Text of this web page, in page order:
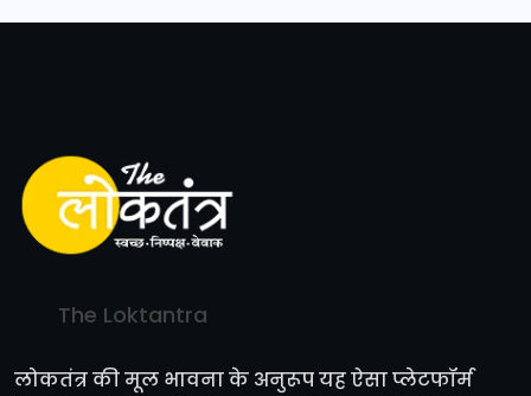
The Loktantra
लोकतंत्र की मूल भावना के अनुरूप यह ऐसा प्लेटफॉर्म